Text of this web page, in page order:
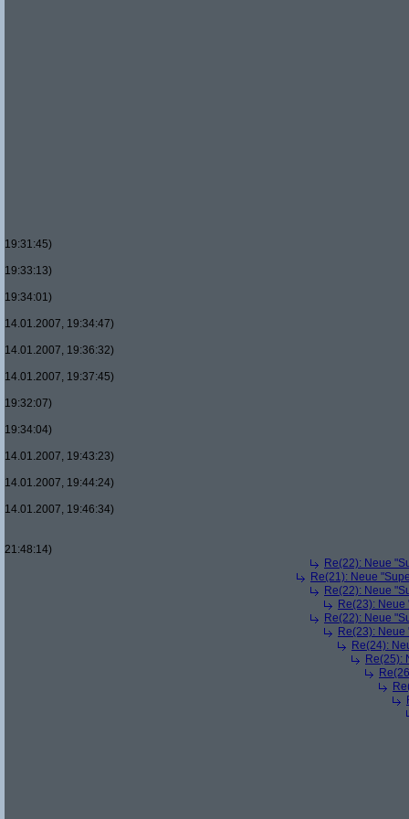
19:31:45)
19:33:13)
19:34:01)
14.01.2007, 19:34:47)
14.01.2007, 19:36:32)
14.01.2007, 19:37:45)
19:32:07)
19:34:04)
14.01.2007, 19:43:23)
14.01.2007, 19:44:24)
14.01.2007, 19:46:34)
21:48:14)
Re(22): Neue
Re(21): Neue
Re(22): Neue
Re(23):
Re(22): Neue
Re(23):
Re(24):
Re(25):